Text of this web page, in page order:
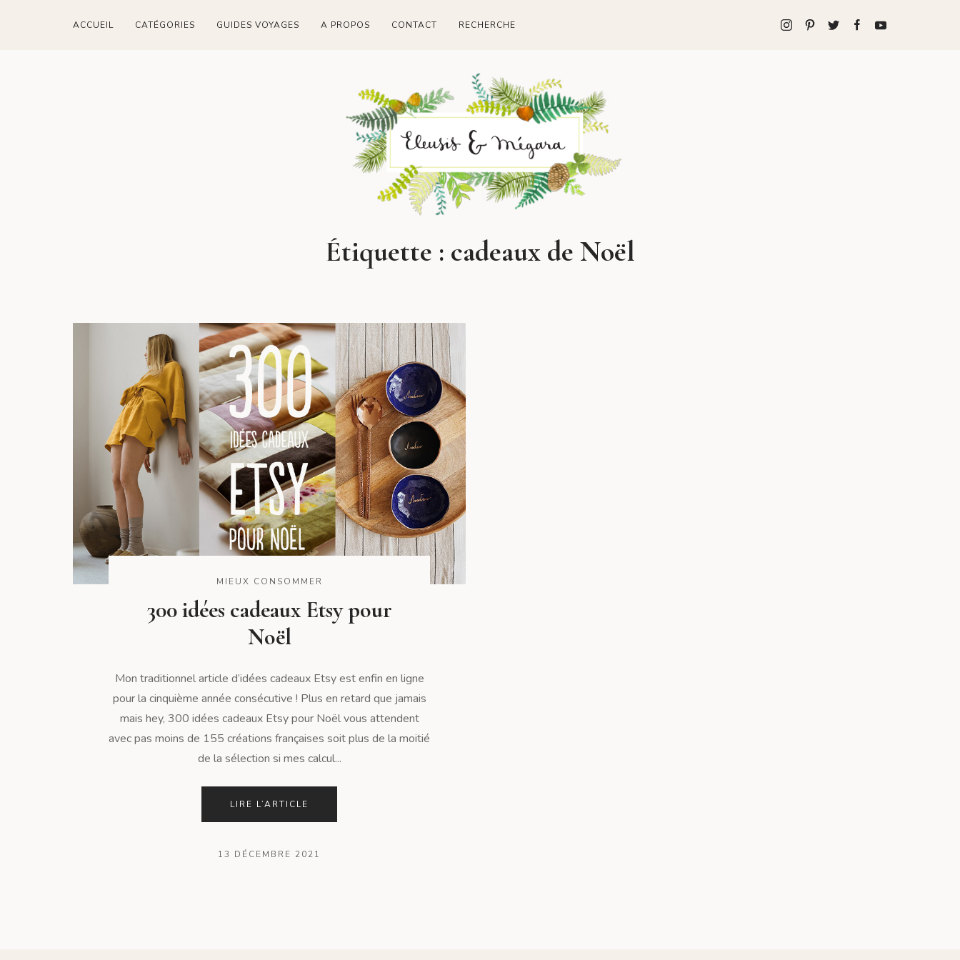
ACCUEIL CATÉGORIES GUIDES VOYAGES A PROPOS CONTACT RECHERCHE
Étiquette : cadeaux de Noël
MIEUX CONSOMMER
300 idées cadeaux Etsy pour
Noël
Mon traditionnel article d’idées cadeaux Etsy est enfin en ligne
pour la cinquième année consécutive ! Plus en retard que jamais
mais hey, 300 idées cadeaux Etsy pour Noël vous attendent
avec pas moins de 155 créations françaises soit plus de la moitié
de la sélection si mes calcul...
LIRE L’ARTICLE
13 DÉCEMBRE 2021